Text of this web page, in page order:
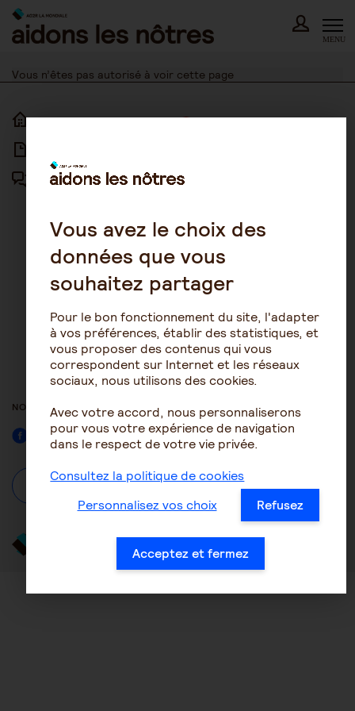
Skip
content
MENU
Vous n’êtes pas autorisé à voir cette page
ACCUEIL
FORUM
PLAN DU SITE
D’UTILISATION
POLITIQUE DE PROTECTION DES
GESTION DES COOKIES
ACCESSIBILITÉ : NON
CONFORME
NOUS SUIVRE
Facebook
À propos Se connecter / S'inscrire
Vous avez le choix des
données que vous
souhaitez partager
Pour le bon fonctionnement du site, l'adapter
à vos préférences, établir des statistiques, et
vous proposer des contenus qui vous
correspondent sur Internet et les réseaux
sociaux, nous utilisons des cookies.
Avec votre accord, nous personnaliserons
pour vous votre expérience de navigation
dans le respect de votre vie privée.
Consultez la politique de cookies
Personnalisez vos choix
Refusez
Acceptez et fermez